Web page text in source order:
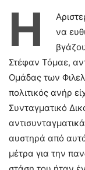
Η
να
Στέφαν Τόμαε,
Ομάδας των
πολιτικός ανήρ
Συνταγματικό
αυστηρά από
μέτρα για την